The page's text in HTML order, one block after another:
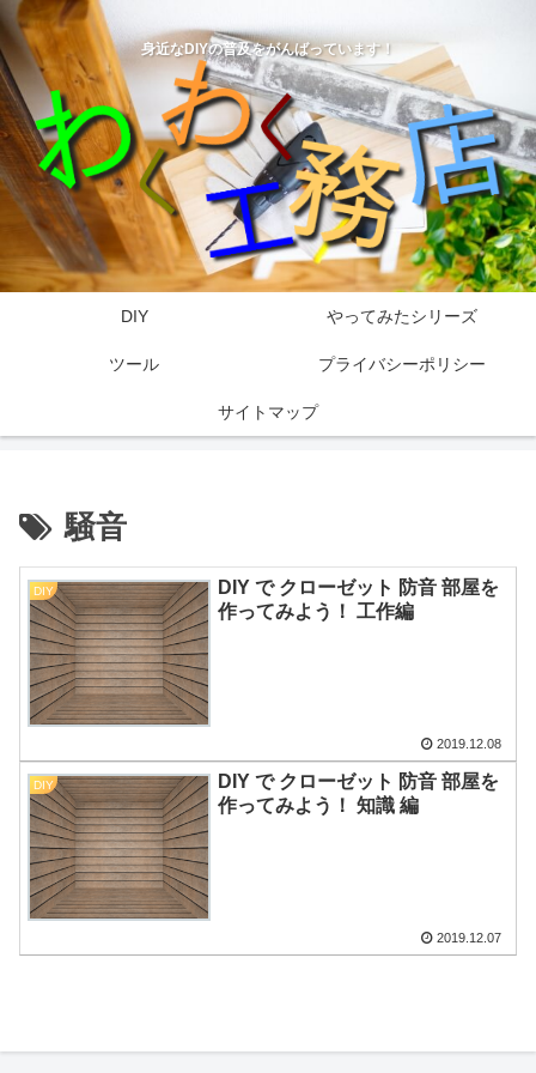
身近なDIYの普及をがんばっています！
DIY やってみたシリーズ
ツール プライバシーポリシー
サイトマップ
騒音
DIY
DIY で クローゼット 防音 部屋を
作ってみよう！ 工作編
2019.12.08
DIY
DIY で クローゼット 防音 部屋を
作ってみよう！ 知識 編
2019.12.07